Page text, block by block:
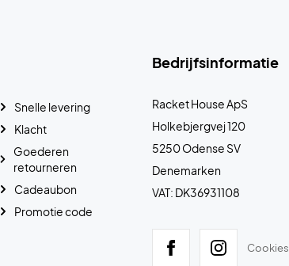
Bedrijfsinformatie
Racket House ApS
Holkebjergvej 120
5250 Odense SV
Denemarken
VAT: DK36931108
Cookies
Snelle levering
Klacht
Goederen
retourneren
Cadeaubon
Promotie code